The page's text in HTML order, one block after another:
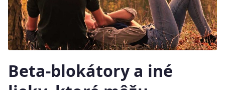
Beta-blokátory a iné